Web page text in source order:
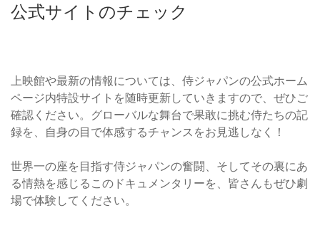
公式サイトのチェック
上映館や最新の情報については、侍ジャパンの公式ホーム
ページ内特設サイトを随時更新していきますので、ぜひご
確認ください。グローバルな舞台で果敢に挑む侍たちの記
録を、自身の目で体感するチャンスをお見逃しなく！
世界一の座を目指す侍ジャパンの奮闘、そしてその裏にあ
る情熱を感じるこのドキュメンタリーを、皆さんもぜひ劇
場で体験してください。